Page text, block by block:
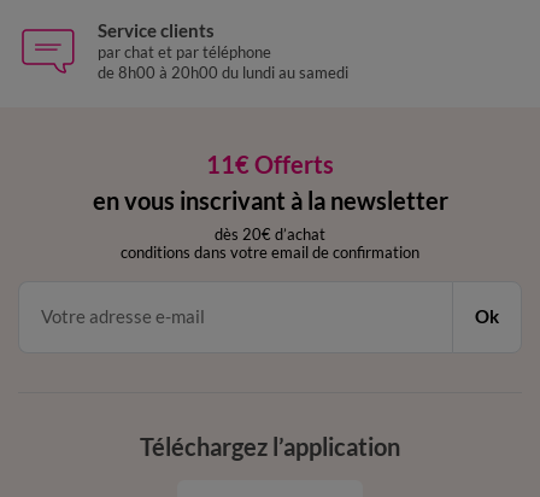
Service clients
par chat et par téléphone
de 8h00 à 20h00 du lundi au samedi
11€ Offerts
en vous inscrivant à la newsletter
dès 20€ d’achat
conditions dans votre email de confirmation
Ok
Téléchargez l’application